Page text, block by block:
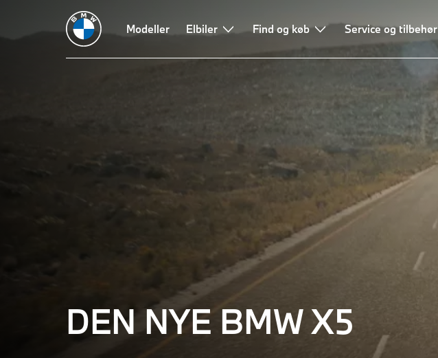
Modeller Elbiler Find og køb Service og tilbehør
Velkommen
til
ultimative
køreoplevelse
DEN NYEBMW X5